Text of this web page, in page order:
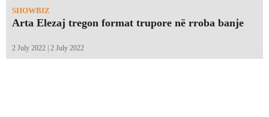
SHOWBIZ
Arta Elezaj tregon format trupore në rroba banje
2 July 2022 | 2 July 2022